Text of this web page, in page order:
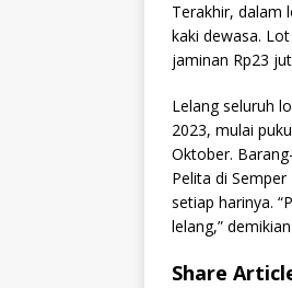
Terakhir, dalam
kaki dewasa.
jaminan Rp23
Lelang seluruh
2023, mulai
Oktober.
Pelita di
setiap harinya.
lelang,”
Share